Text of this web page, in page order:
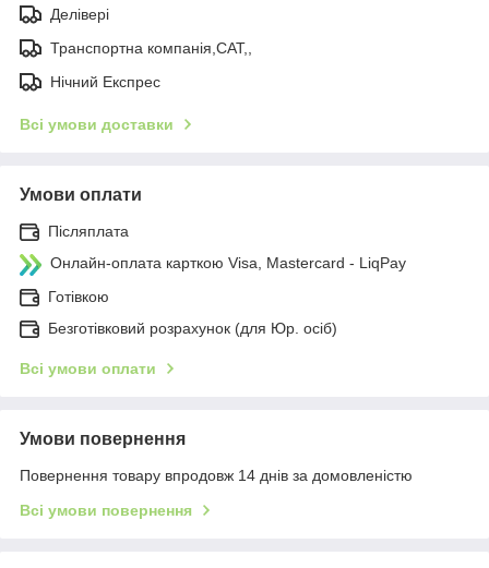
Делівері
Транспортна компанія,САТ,,
Нічний Експрес
Всі умови доставки
Умови оплати
Післяплата
Онлайн-оплата карткою Visa, Mastercard - LiqPay
Готівкою
Безготівковий розрахунок (для Юр. осіб)
Всі умови оплати
Умови повернення
Повернення товару впродовж 14 днів за домовленістю
Всі умови повернення